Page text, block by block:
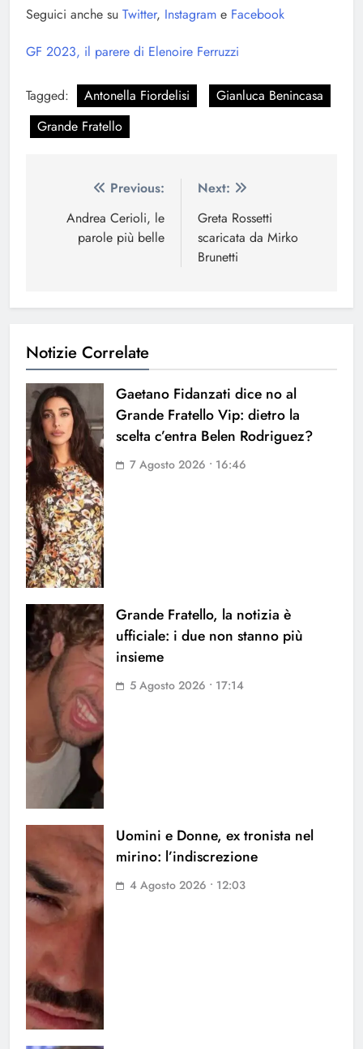
Seguici anche su Twitter, Instagram e Facebook
GF 2023, il parere di Elenoire Ferruzzi
Tagged: Antonella Fiordelisi
Gianluca Benincasa
Grande Fratello
Navigazione
articoli
Previous:
Andrea Cerioli, le
parole più belle
Next:
Greta Rossetti
scaricata da Mirko
Brunetti
Notizie Correlate
Gaetano Fidanzati dice no al
Grande Fratello Vip: dietro la
scelta c’entra Belen Rodriguez?
7 Agosto 2026 • 16:46
Grande Fratello, la notizia è
ufficiale: i due non stanno più
insieme
5 Agosto 2026 • 17:14
Uomini e Donne, ex tronista nel
mirino: l’indiscrezione
4 Agosto 2026 • 12:03